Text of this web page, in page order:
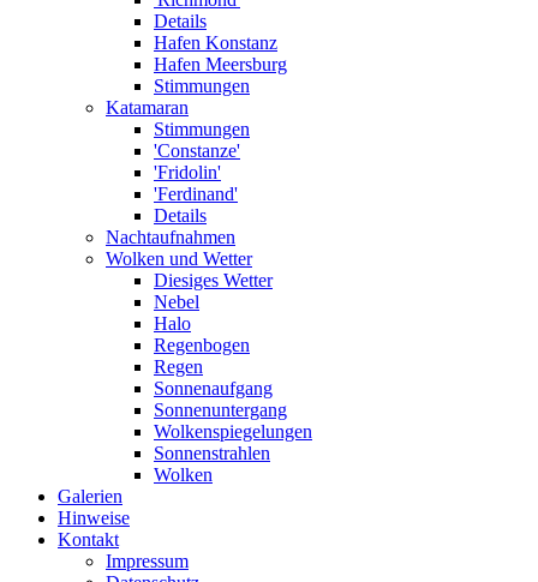
Details
Hafen Konstanz
Hafen Meersburg
Stimmungen
Katamaran
Stimmungen
'Constanze'
'Fridolin'
'Ferdinand'
Details
Nachtaufnahmen
Wolken und Wetter
Diesiges Wetter
Nebel
Halo
Regenbogen
Regen
Sonnenaufgang
Sonnenuntergang
Wolkenspiegelungen
Sonnenstrahlen
Wolken
Galerien
Hinweise
Kontakt
Impressum